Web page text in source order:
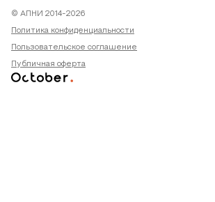
© АПНИ 2014-2026
Политика конфиденциальности
Пользовательское соглашение
Публичная оферта